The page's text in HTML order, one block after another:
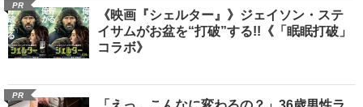
PR
《映画『シェルター』》ジェイソン・ステ
イサムがお盆を“打破”する!!《「眠眠打破」
コラボ》
PR